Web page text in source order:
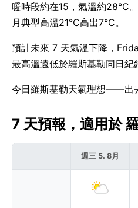
暖時段約在15，氣溫約
月典型高溫21°C高出7°C。
預計未來 7 天氣溫下降，
最高溫遠低於羅斯基勒同日紀
今日羅斯基勒天氣理想——出
7 天預報，適用於
週三 5. 8月